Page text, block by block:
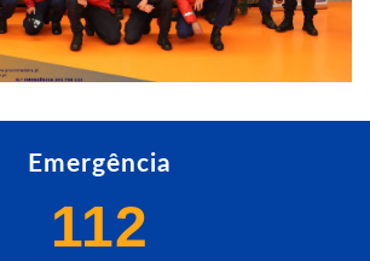
Emergência
112